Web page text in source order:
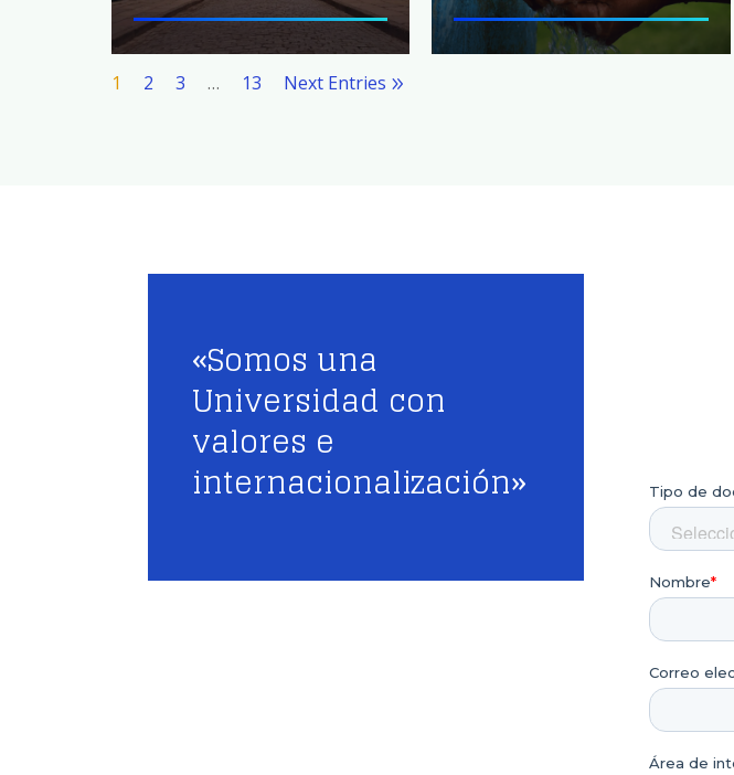
1 2 3 … 13 Next Entries
«Somos una
Universidad con
valores e
internacionalización»